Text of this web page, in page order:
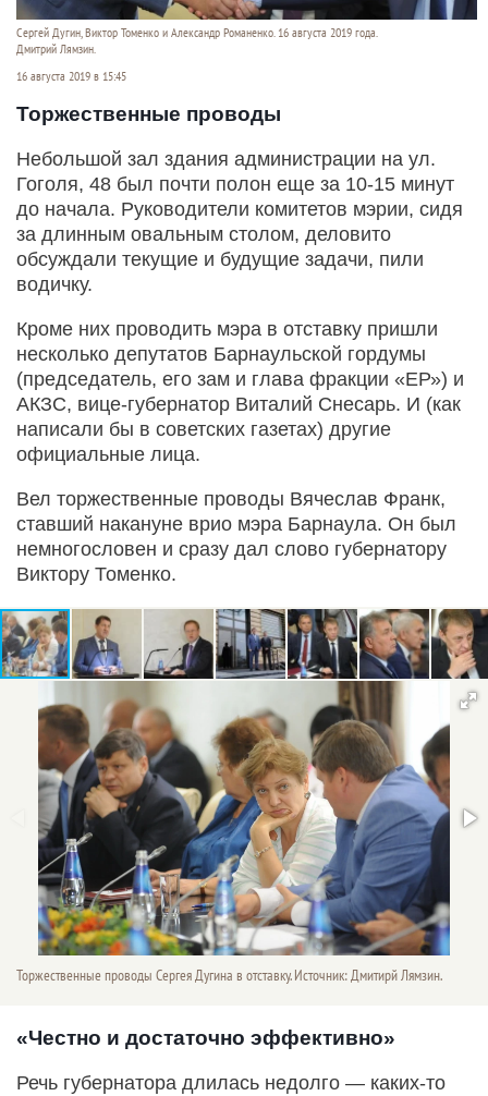
Сергей Дугин, Виктор Томенко и Александр Романенко. 16 августа 2019 года.
Дмитрий Лямзин.
16 августа 2019 в 15:45
Торжественные проводы
Небольшой зал здания администрации на ул.
Гоголя, 48 был почти полон еще за 10-15 минут
до начала. Руководители комитетов мэрии, сидя
за длинным овальным столом, деловито
обсуждали текущие и будущие задачи, пили
водичку.
Кроме них проводить мэра в отставку пришли
несколько депутатов Барнаульской гордумы
(председатель, его зам и глава фракции «ЕР») и
АКЗС, вице-губернатор Виталий Снесарь. И (как
написали бы в советских газетах) другие
официальные лица.
Вел торжественные проводы Вячеслав Франк,
ставший накануне врио мэра Барнаула. Он был
немногословен и сразу дал слово губернатору
Виктору Томенко.
Торжественные проводы Сергея Дугина в отставку. Источник: Дмитирй Лямзин.
«Честно и достаточно эффективно»
Речь губернатора длилась недолго — каких-то